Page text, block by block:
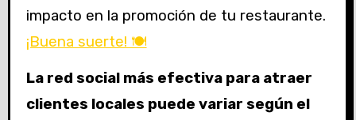
impacto en la promoción de tu restaurante.
¡Buena suerte! 🍽️
La red social más efectiva para atraer
clientes locales puede variar según el